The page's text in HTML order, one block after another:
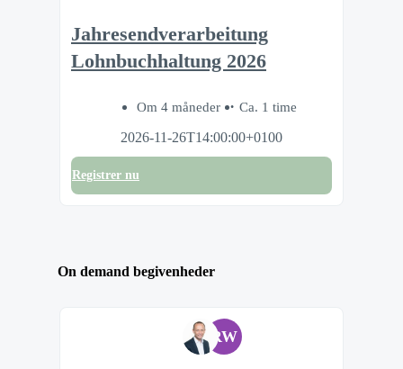
Jahresendverarbeitung
Lohnbuchhaltung 2026
Om 4 måneder
Ca. 1 time
2026-11-26T14:00:00+0100
Registrer nu
On demand begivenheder
RW